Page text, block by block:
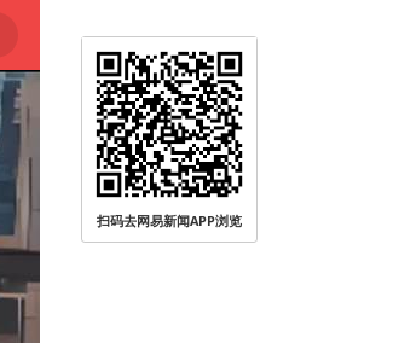
扫码去网易新闻APP浏览